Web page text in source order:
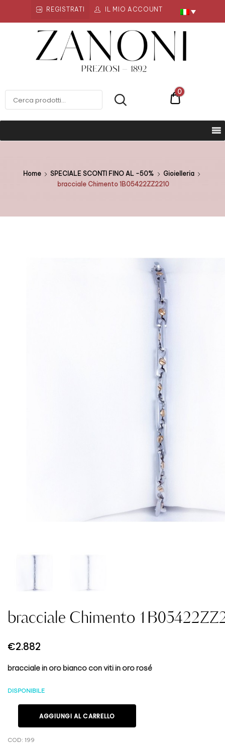
REGISTRATI IL MIO ACCOUNT
ZANONI PREZIOSI €0
0
Home SPECIALE SCONTI FINO AL -50%
Gioielleria
bracciale Chimento 1B05422ZZ2210
bracciale Chimento
€2.882
bracciale in oro bianco con viti in oro rosé
DISPONIBILE
AGGIUNGI AL CARRELLO
COD: 199